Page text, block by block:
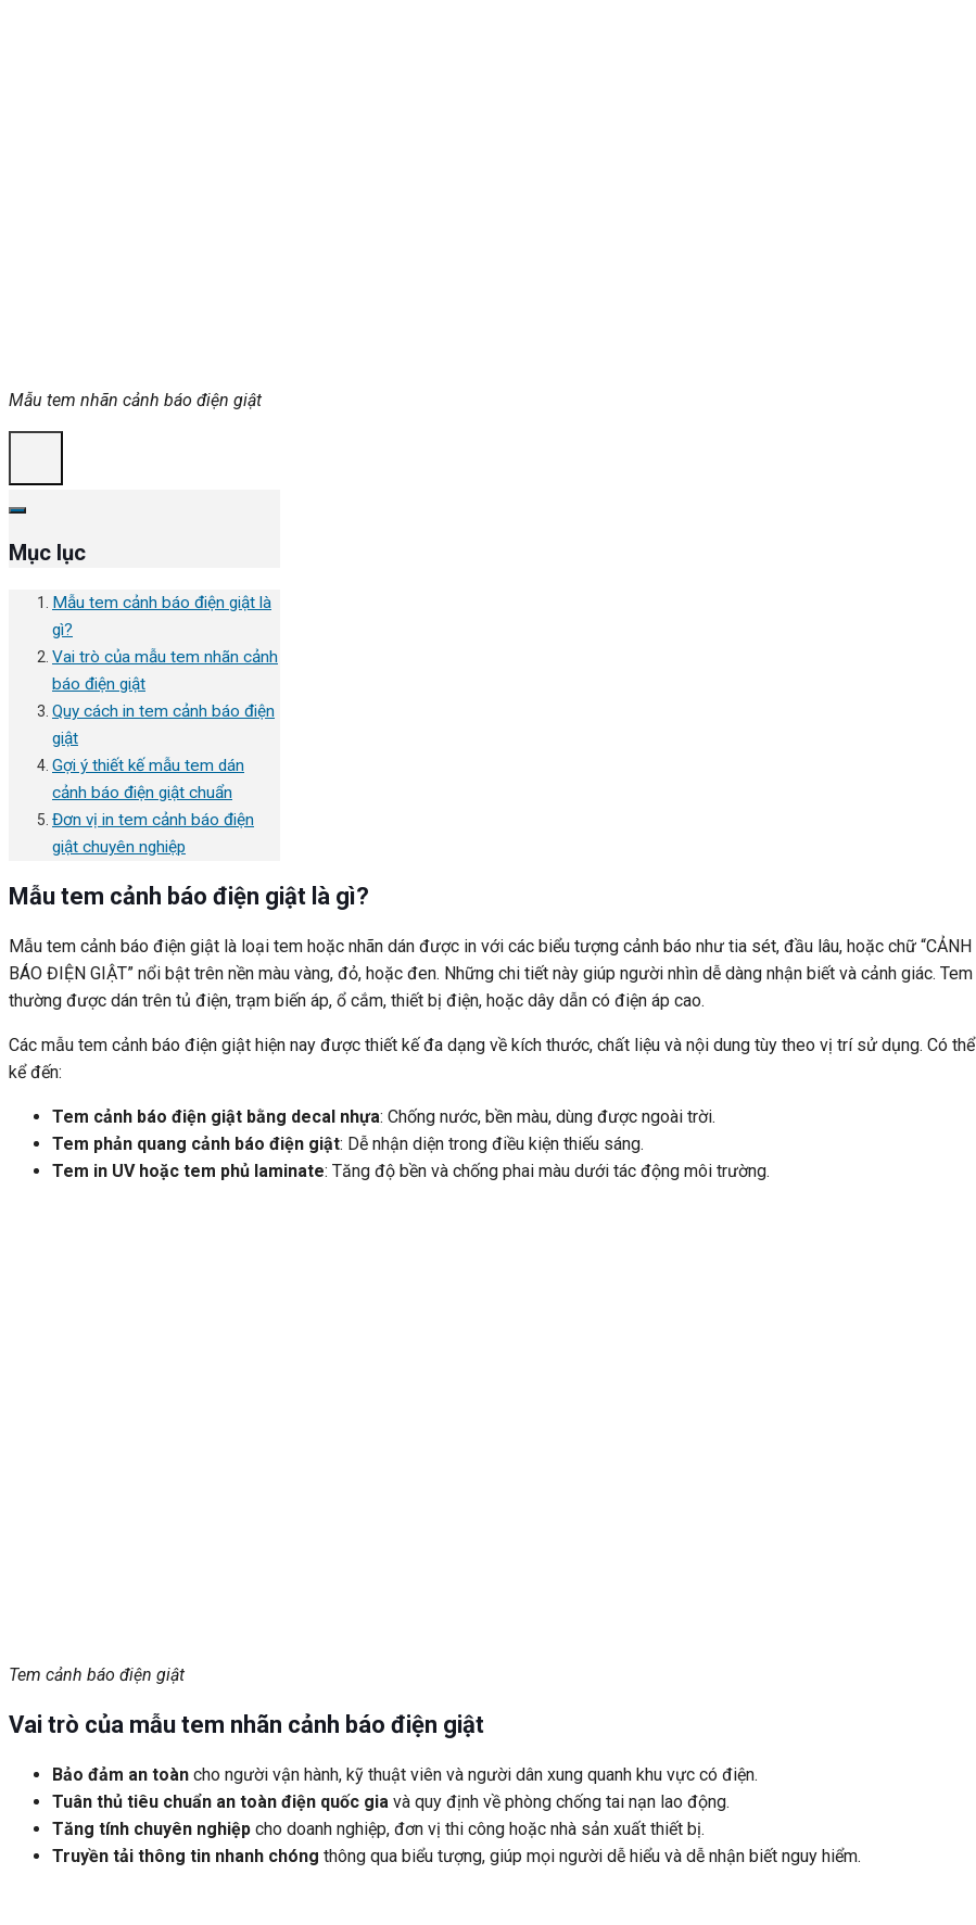
Mẫu tem nhãn cảnh báo điện giật
Mục lục
Mẫu tem cảnh báo điện giật là
gì?
Vai trò của mẫu tem nhãn cảnh
báo điện giật
Quy cách in tem cảnh báo điện
giật
Gợi ý thiết kế mẫu tem dán
cảnh báo điện giật chuẩn
Đơn vị in tem cảnh báo điện
giật chuyên nghiệp
Mẫu tem cảnh báo điện giật là gì?
Mẫu tem cảnh báo điện giật là loại tem hoặc nhãn dán được in với các biểu tượng cảnh báo như tia sét, đầu lâu, hoặc chữ “CẢNH
BÁO ĐIỆN GIẬT” nổi bật trên nền màu vàng, đỏ, hoặc đen. Những chi tiết này giúp người nhìn dễ dàng nhận biết và cảnh giác. Tem
thường được dán trên tủ điện, trạm biến áp, ổ cắm, thiết bị điện, hoặc dây dẫn có điện áp cao.
Các mẫu tem cảnh báo điện giật hiện nay được thiết kế đa dạng về kích thước, chất liệu và nội dung tùy theo vị trí sử dụng. Có thể
kể đến:
Tem cảnh báo điện giật bằng decal nhựa: Chống nước, bền màu, dùng được ngoài trời.
Tem phản quang cảnh báo điện giật: Dễ nhận diện trong điều kiện thiếu sáng.
Tem in UV hoặc tem phủ laminate: Tăng độ bền và chống phai màu dưới tác động môi trường.
Tem cảnh báo điện giật
Vai trò của mẫu tem nhãn cảnh báo điện giật
Bảo đảm an toàn cho người vận hành, kỹ thuật viên và người dân xung quanh khu vực có điện.
Tuân thủ tiêu chuẩn an toàn điện quốc gia và quy định về phòng chống tai nạn lao động.
Tăng tính chuyên nghiệp cho doanh nghiệp, đơn vị thi công hoặc nhà sản xuất thiết bị.
Truyền tải thông tin nhanh chóng thông qua biểu tượng, giúp mọi người dễ hiểu và dễ nhận biết nguy hiểm.